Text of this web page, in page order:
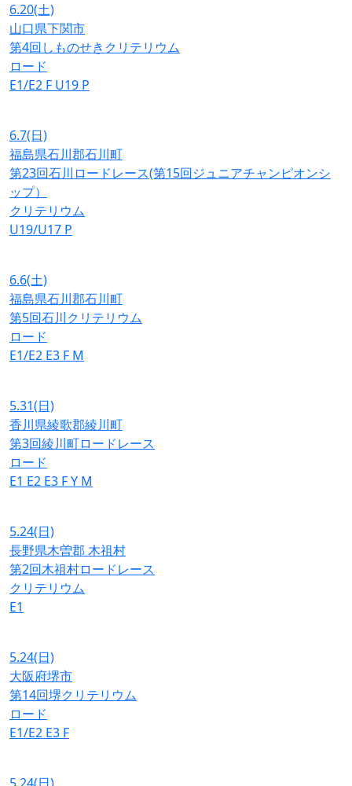
6.20(土)
山口県下関市
第4回しものせきクリテリウム
ロード
E1/E2 F U19 P
6.7(日)
福島県石川郡石川町
第23回石川ロードレース(第15回ジュニアチャンピオンシ
ップ）
クリテリウム
U19/U17 P
6.6(土)
福島県石川郡石川町
第5回石川クリテリウム
ロード
E1/E2 E3 F M
5.31(日)
香川県綾歌郡綾川町
第3回綾川町ロードレース
ロード
E1 E2 E3 FY M
5.24(日)
長野県木曽郡 木祖村
第2回木祖村ロードレース
クリテリウム
E1
5.24(日)
大阪府堺市
第14回堺クリテリウム
ロード
E1/E2 E3 F